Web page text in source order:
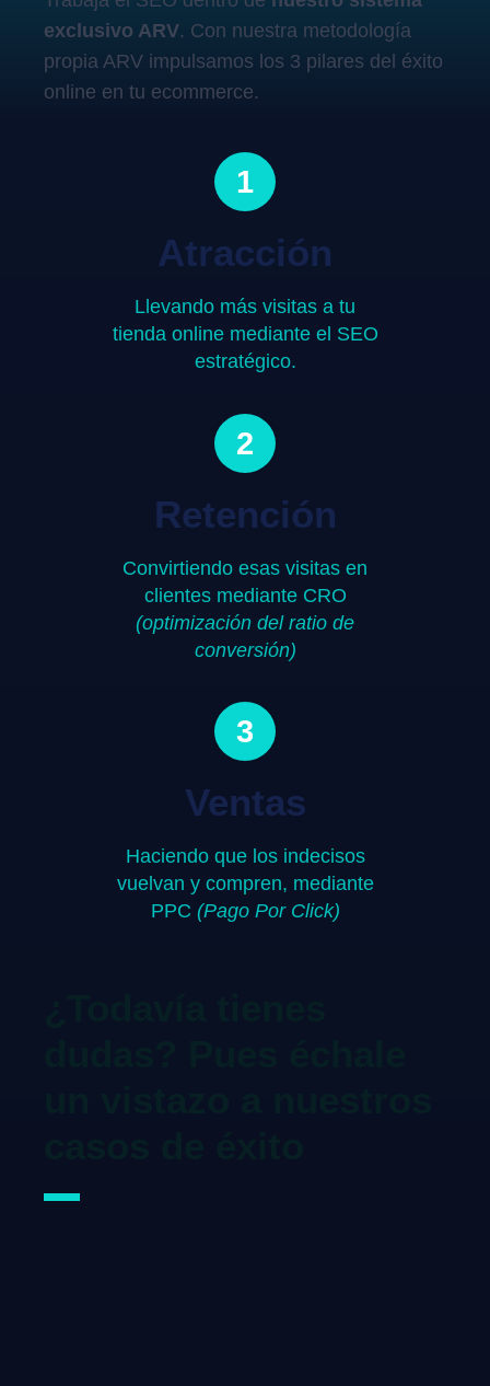
exclusivo ARV. Con nuestra metodología
propia ARV impulsamos los 3 pilares del éxito
online en tu ecommerce.
1
Atracción
Llevando más visitas a tu
tienda online mediante el SEO
estratégico.
2
Retención
Convirtiendo esas visitas en
clientes mediante CRO
(optimización del ratio de
conversión)
3
Ventas
Haciendo que los indecisos
vuelvan y compren, mediante
PPC (Pago Por Click)